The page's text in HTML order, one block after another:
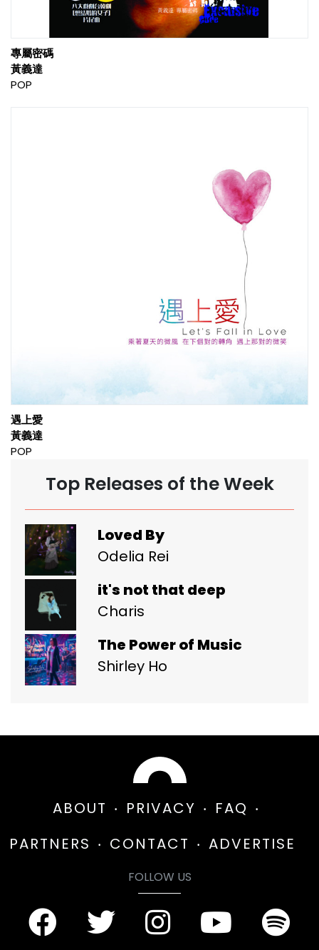
專屬密碼
黃義達
POP
遇上愛
黃義達
POP
Top Releases of the Week
Loved By
Odelia Rei
it's not that deep
Charis
The Power of Music
Shirley Ho
ABOUT PRIVACY
FAQ
PARTNERS
CONTACT ADVERTISE
FOLLOW US